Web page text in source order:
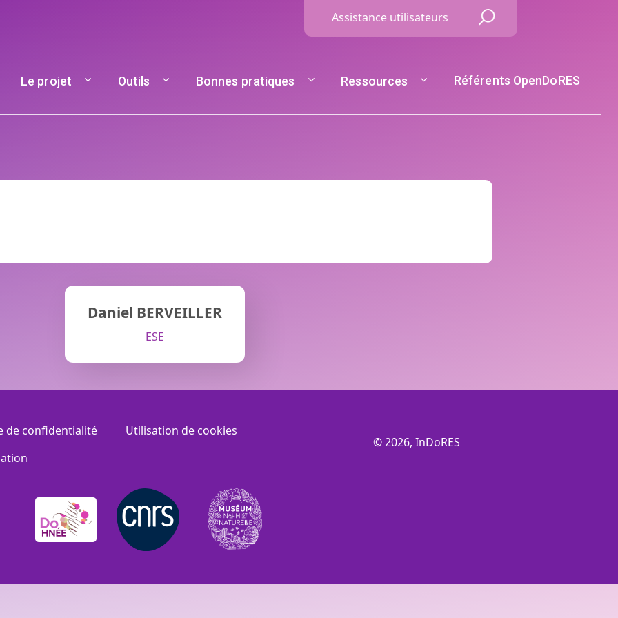
Menu Haut de page
Assistance utilisateurs
Navigation principale
Le projet Outils Bonnes pratiques Ressources Référents OpenDoRES
Daniel BERVEILLER
ESE
de confidentialité
Utilisation de cookies
© 2026, InDoRES